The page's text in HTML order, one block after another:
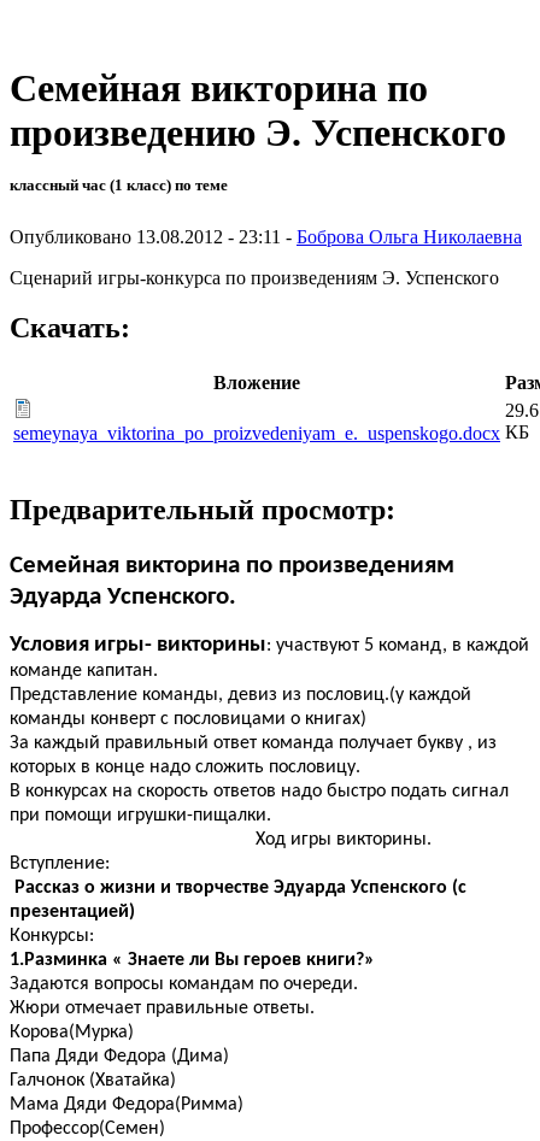
Семейная викторина по
произведению Э. Успенского
классный час (1 класс) по теме
Опубликовано 13.08.2012 - 23:11 - Боброва Ольга Николаевна
Сценарий игры-конкурса по произведениям Э. Успенского
Скачать:
Вложение
semeynaya_viktorina_po_proizvedeniyam_e._uspenskogo.docx
29.6
КБ
Предварительный просмотр:
Семейная викторина по произведениям
Эдуарда Успенского.
Условия игры- викторины: участвуют 5 команд, в каждой
команде капитан.
Представление команды, девиз из пословиц.(у каждой
команды конверт с пословицами о книгах)
За каждый правильный ответ команда получает букву , из
которых в конце надо сложить пословицу.
В конкурсах на скорость ответов надо быстро подать сигнал
при помощи игрушки-пищалки.
Ход игры викторины.
Вступление:
Рассказ о жизни и творчестве Эдуарда Успенского (с
презентацией)
Конкурсы:
1.Разминка « Знаете ли Вы героев книги?»
Задаются вопросы командам по очереди.
Жюри отмечает правильные ответы.
Корова(Мурка)
Папа Дяди Федора (Дима)
Галчонок (Хватайка)
Мама Дяди Федора(Римма)
Профессор(Семен)